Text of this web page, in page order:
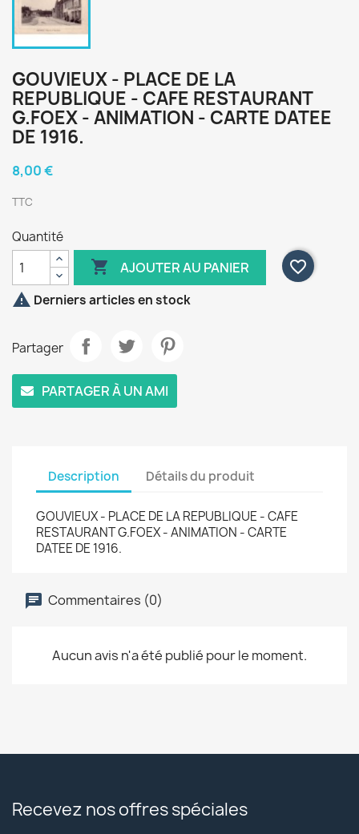
GOUVIEUX - PLACE DE LA
REPUBLIQUE - CAFE RESTAURANT
G.FOEX - ANIMATION - CARTE DATEE
DE 1916.
8,00 €
TTC
Quantité
 AJOUTER AU PANIER
favorite_border
 Derniers articles en stock
Partager
PARTAGER À UN AMI
Description Détails du produit
GOUVIEUX - PLACE DE LA REPUBLIQUE - CAFE
RESTAURANT G.FOEX - ANIMATION - CARTE
DATEE DE 1916.
Commentaires (0)
Aucun avis n'a été publié pour le moment.
Recevez nos offres spéciales